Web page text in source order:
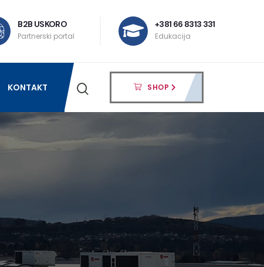
B2B USKORO
Partnerski portal
+381 66 8313 331
Edukacija
KONTAKT SHOP